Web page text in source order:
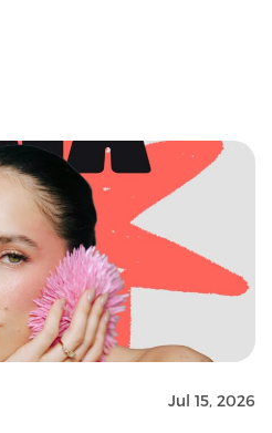
Jul 15, 2026